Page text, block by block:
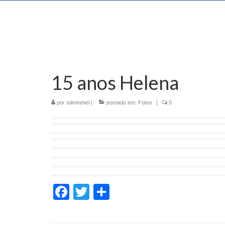
15 anos Helena
por stimmmei | postado em: Fotos | 0
Facebook
Twitter